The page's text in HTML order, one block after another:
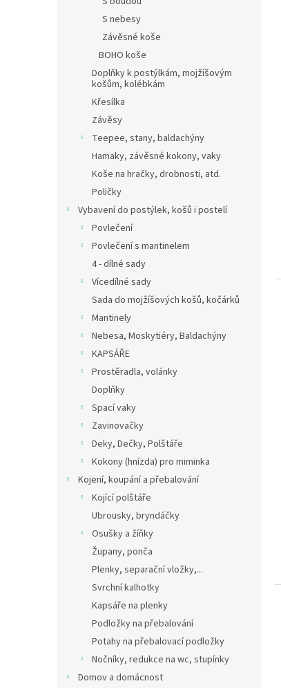
S nebesy
Závěsné koše
BOHO koše
Doplňky k postýlkám, mojžíšovým
košům, kolébkám
Křesílka
Závěsy
Teepee, stany, baldachýny
Hamaky, závěsné kokony, vaky
Koše na hračky, drobnosti, atd.
Poličky
Vybavení do postýlek, košů i postelí
Povlečení
Povlečení s mantinelem
4 - dílné sady
Vícedílné sady
Sada do mojžíšových košů, kočárků
Mantinely
Nebesa, Moskytiéry, Baldachýny
KAPSÁŘE
Prostěradla, volánky
Doplňky
Spací vaky
Zavinovačky
Deky, Dečky, Polštáře
Kokony (hnízda) pro miminka
Kojení, koupání a přebalování
Kojící polštáře
Ubrousky, bryndáčky
Osušky a žíňky
Župany, ponča
Plenky, separační vložky,...
Svrchní kalhotky
Kapsáře na plenky
Podložky na přebalování
Potahy na přebalovací podložky
Nočníky, redukce na wc, stupínky
Domov a domácnost